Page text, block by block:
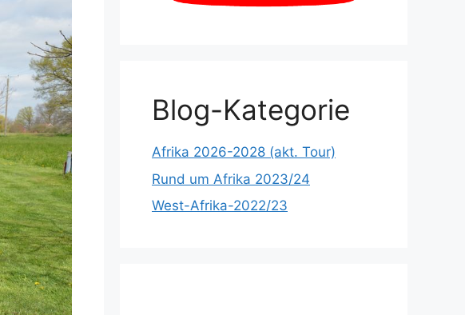
Blog-Kategorie
Afrika 2026-2028 (akt. Tour)
Rund um Afrika 2023/24
West-Afrika-2022/23